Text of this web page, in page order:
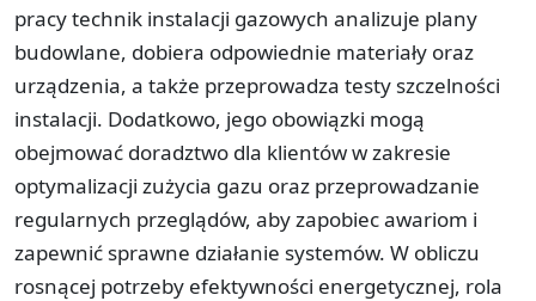
pracy technik instalacji gazowych analizuje plany
budowlane, dobiera odpowiednie materiały oraz
urządzenia, a także przeprowadza testy szczelności
instalacji. Dodatkowo, jego obowiązki mogą
obejmować doradztwo dla klientów w zakresie
optymalizacji zużycia gazu oraz przeprowadzanie
regularnych przeglądów, aby zapobiec awariom i
zapewnić sprawne działanie systemów. W obliczu
rosnącej potrzeby efektywności energetycznej, rola